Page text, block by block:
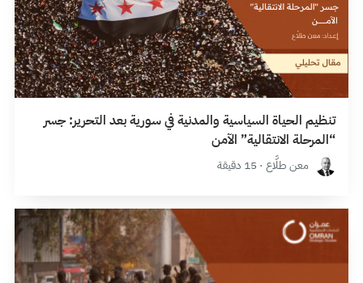
تنظيم الحياة السياسية والمدنية في سورية بعد التحرير: جسر
“المرحلة الانتقالية” الآمن
معن طلَّاع · 15 دقيقة